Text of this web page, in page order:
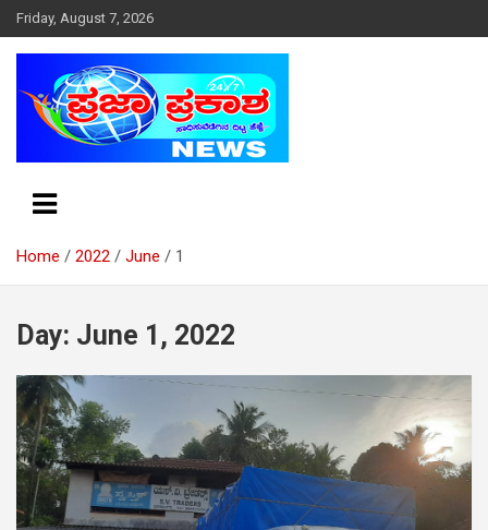
k
t
Friday, August 7, 2026
Home 2022 June 1
Day: June 1, 2022